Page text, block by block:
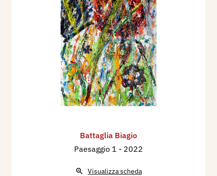
Battaglia Biagio
Paesaggio 1 - 2022
Visualizza scheda